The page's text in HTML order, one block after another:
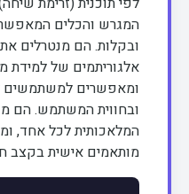
המגרש והכלים
ובקלות. הם מנטרלים
אלגוריתמים של למידת
ומאפשרים למשתמשים
ובחווית המשתמש. הם
המלאכותית לכל אחד,
מותאמים אישית בקצב